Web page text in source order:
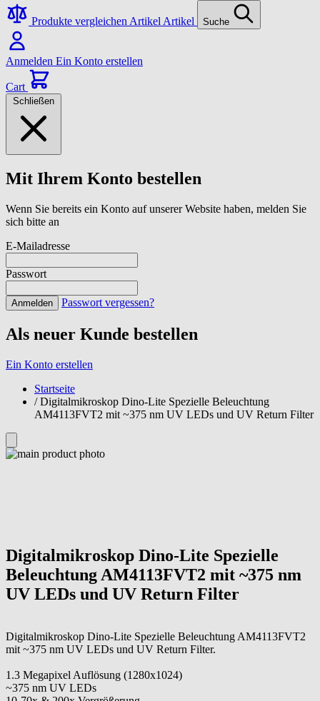
Produkte vergleichen Artikel Artikel Suche
Anmelden Ein Konto erstellen
Cart
Schließen
Mit Ihrem Konto bestellen
Wenn Sie bereits ein Konto auf unserer Website haben, melden Sie
sich bitte an
E-Mailadresse
Passwort
Anmelden Passwort vergessen?
Als neuer Kunde bestellen
Ein Konto erstellen
Startseite
/ Digitalmikroskop Dino-Lite Spezielle Beleuchtung
AM4113FVT2 mit ~375 nm UV LEDs und UV Return Filter
Digitalmikroskop Dino-Lite Spezielle
Beleuchtung AM4113FVT2 mit ~375 nm
UV LEDs und UV Return Filter
Digitalmikroskop Dino-Lite Spezielle Beleuchtung AM4113FVT2
mit ~375 nm UV LEDs und UV Return Filter.
1.3 Megapixel Auflösung (1280x1024)
~375 nm UV LEDs